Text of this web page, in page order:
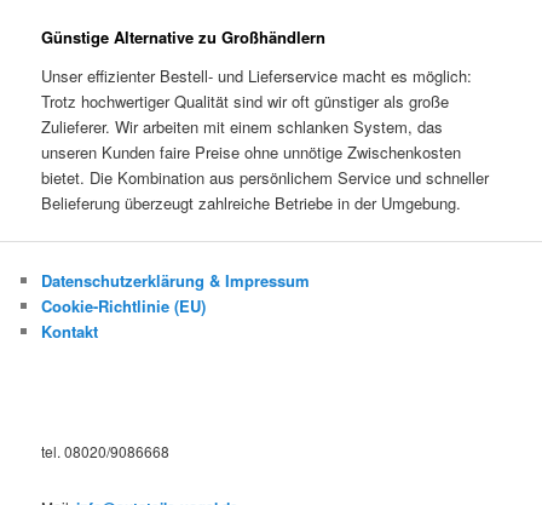
Günstige Alternative zu Großhändlern
Unser effizienter Bestell- und Lieferservice macht es möglich:
Trotz hochwertiger Qualität sind wir oft günstiger als große
Zulieferer. Wir arbeiten mit einem schlanken System, das
unseren Kunden faire Preise ohne unnötige Zwischenkosten
bietet. Die Kombination aus persönlichem Service und schneller
Belieferung überzeugt zahlreiche Betriebe in der Umgebung.
Datenschutzerklärung & Impressum
Cookie-Richtlinie (EU)
Kontakt
tel. 08020/9086668